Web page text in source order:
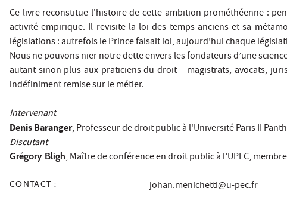
Ce livre reconstitue l'histoire de cette ambition prométhéenne :
activité empirique. Il revisite la loi des temps anciens et sa
législations : autrefois le Prince faisait loi, aujourd’hui chaque
Nous ne pouvons nier notre dette envers les fondateurs d’une
autant sinon plus aux praticiens du droit – magistrats, avocats,
indéfiniment remise sur le métier.
Intervenant
Denis Baranger, Professeur de droit public à l'Université Paris II
Discutant
Grégory Bligh, Maître de conférence en droit public à l’UPEC,
CONTACT : johan.menichetti@u-pec.fr